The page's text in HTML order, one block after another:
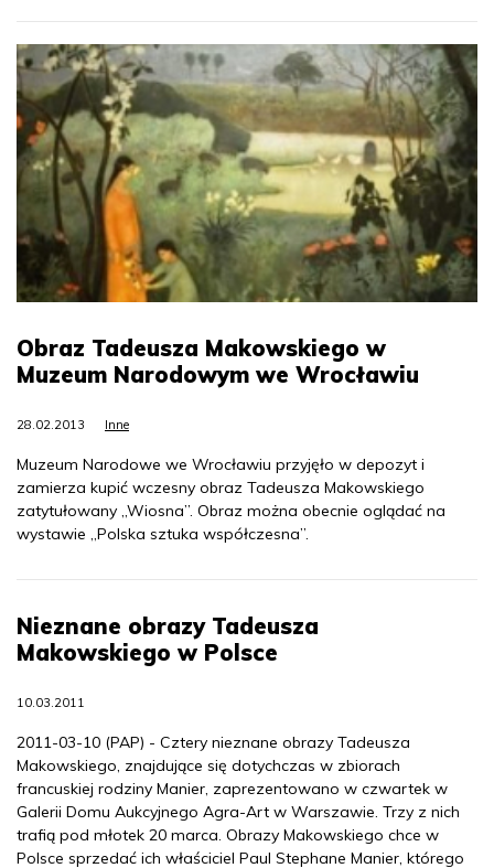
Obraz Tadeusza Makowskiego w
Muzeum Narodowym we Wrocławiu
28.02.2013 Inne
Muzeum Narodowe we Wrocławiu przyjęło w depozyt i
zamierza kupić wczesny obraz Tadeusza Makowskiego
zatytułowany „Wiosna”. Obraz można obecnie oglądać na
wystawie „Polska sztuka współczesna”.
Nieznane obrazy Tadeusza
Makowskiego w Polsce
10.03.2011
2011-03-10 (PAP) - Cztery nieznane obrazy Tadeusza
Makowskiego, znajdujące się dotychczas w zbiorach
francuskiej rodziny Manier, zaprezentowano w czwartek w
Galerii Domu Aukcyjnego Agra-Art w Warszawie. Trzy z nich
trafią pod młotek 20 marca. Obrazy Makowskiego chce w
Polsce sprzedać ich właściciel Paul Stephane Manier, którego